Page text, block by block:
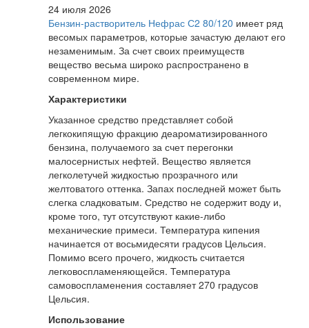
24 июля 2026
Бензин-растворитель Нефрас С2 80/120 имеет ряд
весомых параметров, которые зачастую делают его
незаменимым. За счет своих преимуществ
вещество весьма широко распространено в
современном мире.
Характеристики
Указанное средство представляет собой
легкокипящую фракцию деароматизированного
бензина, получаемого за счет перегонки
малосернистых нефтей. Вещество является
легколетучей жидкостью прозрачного или
желтоватого оттенка. Запах последней может быть
слегка сладковатым. Средство не содержит воду и,
кроме того, тут отсутствуют какие-либо
механические примеси. Температура кипения
начинается от восьмидесяти градусов Цельсия.
Помимо всего прочего, жидкость считается
легковоспламеняющейся. Температура
самовоспламенения составляет 270 градусов
Цельсия.
Использование